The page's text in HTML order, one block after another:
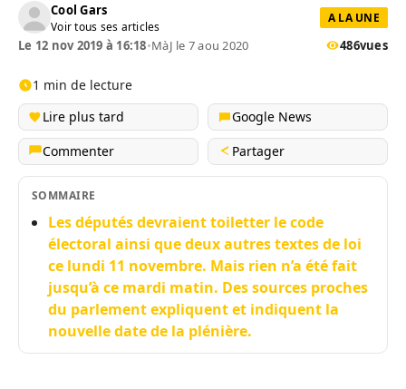
Cool Gars
Voir tous ses articles
A LA UNE
Le 12 nov 2019 à 16:18•MàJ le 7 aou 2020 486vues
1 min de lecture
Lire plus tard
Google News
Commenter
Partager
SOMMAIRE
Les députés devraient toiletter le code
électoral ainsi que deux autres textes de loi
ce lundi 11 novembre. Mais rien n’a été fait
jusqu’à ce mardi matin. Des sources proches
du parlement expliquent et indiquent la
nouvelle date de la plénière.